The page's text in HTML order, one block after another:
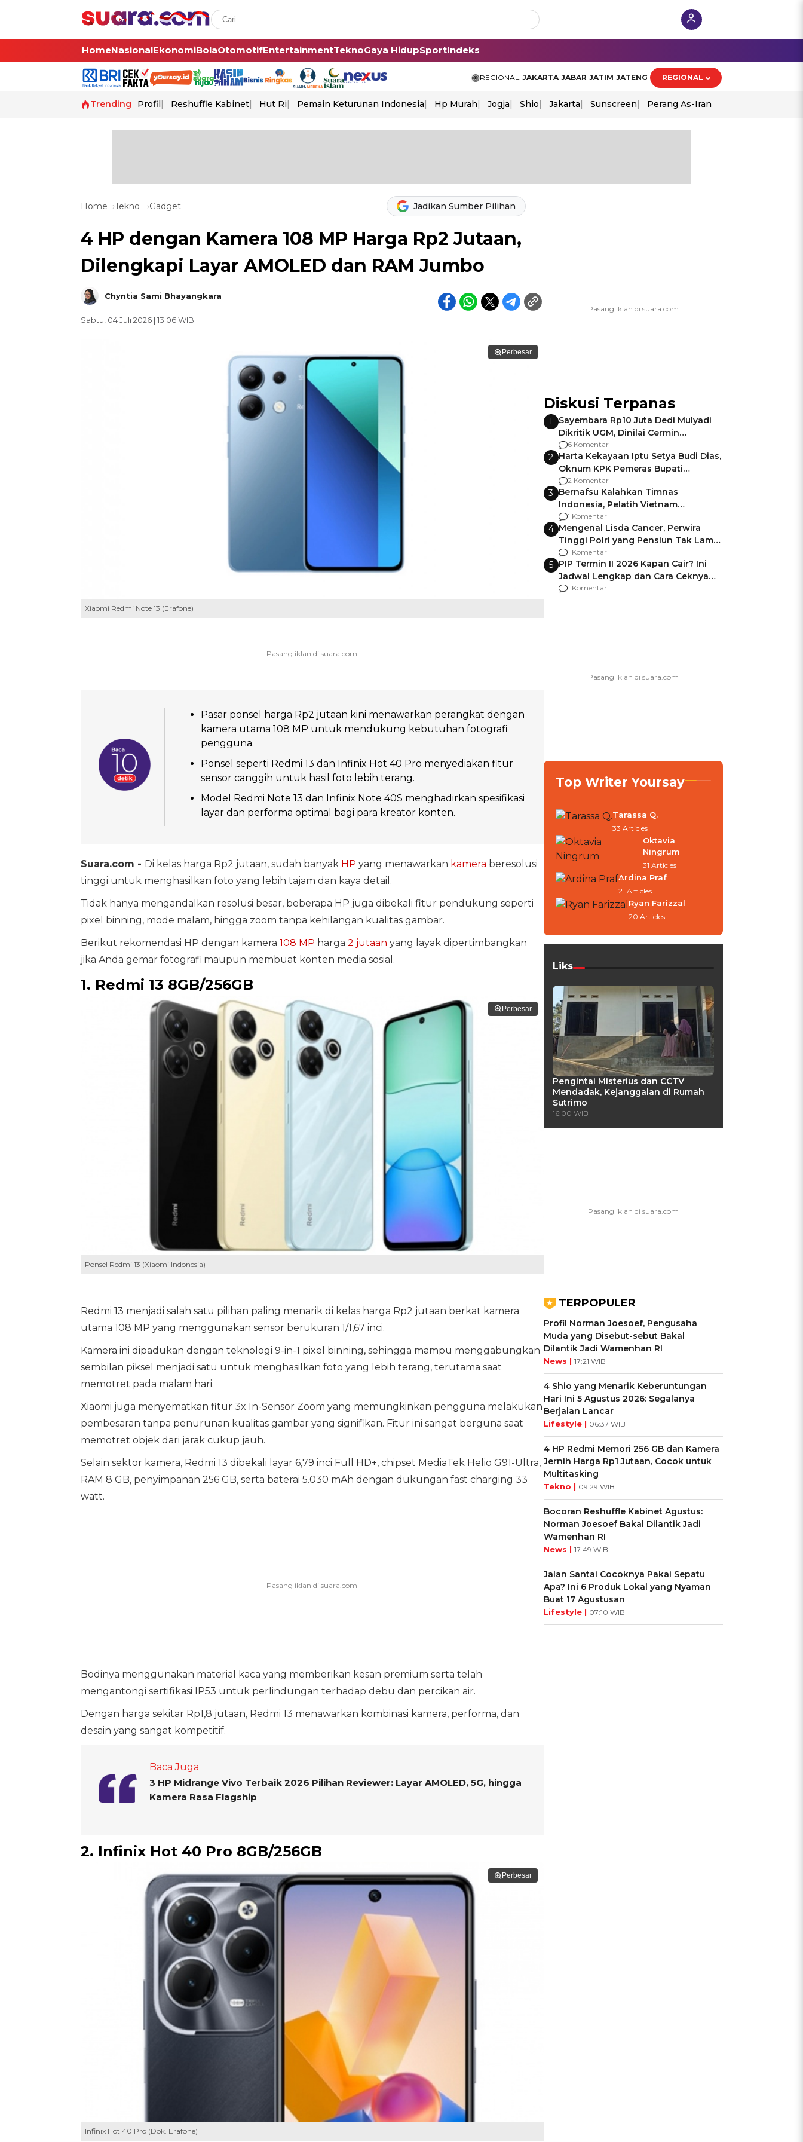
HomeNasionalEkonomiBolaOtomotifEntertainmentTeknoGaya HidupSportIndeks
REGIONAL: JAKARTA JABAR JATIM JATENG REGIONAL
Trending Profil Reshuffle Kabinet Hut Ri Pemain Keturunan Indonesia Hp Murah Jogja Shio Jakarta Sunscreen Perang As-Iran
Home Tekno Gadget Jadikan Sumber Pilihan
4 HP dengan Kamera 108 MP Harga Rp2 Jutaan,
Dilengkapi Layar AMOLED dan RAM Jumbo
Chyntia Sami Bhayangkara
Sabtu, 04 Juli 2026 | 13:06 WIB
Perbesar
Xiaomi Redmi Note 13 (Erafone)
Pasar ponsel harga Rp2 jutaan kini menawarkan perangkat dengan
kamera utama 108 MP untuk mendukung kebutuhan fotografi
pengguna.
Ponsel seperti Redmi 13 dan Infinix Hot 40 Pro menyediakan fitur
sensor canggih untuk hasil foto lebih terang.
Model Redmi Note 13 dan Infinix Note 40S menghadirkan spesifikasi
layar dan performa optimal bagi para kreator konten.
Suara.com - Di kelas harga Rp2 jutaan, sudah banyak HP yang menawarkan kamera beresolusi
tinggi untuk menghasilkan foto yang lebih tajam dan kaya detail.
Tidak hanya mengandalkan resolusi besar, beberapa HP juga dibekali fitur pendukung seperti
pixel binning, mode malam, hingga zoom tanpa kehilangan kualitas gambar.
Berikut rekomendasi HP dengan kamera 108 MP harga 2 jutaan yang layak dipertimbangkan
jika Anda gemar fotografi maupun membuat konten media sosial.
1. Redmi 13 8GB/256GB
Perbesar
Ponsel Redmi 13 (Xiaomi Indonesia)
Redmi 13 menjadi salah satu pilihan paling menarik di kelas harga Rp2 jutaan berkat kamera
utama 108 MP yang menggunakan sensor berukuran 1/1,67 inci.
Kamera ini dipadukan dengan teknologi 9-in-1 pixel binning, sehingga mampu menggabungkan
sembilan piksel menjadi satu untuk menghasilkan foto yang lebih terang, terutama saat
memotret pada malam hari.
Xiaomi juga menyematkan fitur 3x In-Sensor Zoom yang memungkinkan pengguna melakukan
pembesaran tanpa penurunan kualitas gambar yang signifikan. Fitur ini sangat berguna saat
memotret objek dari jarak cukup jauh.
Selain sektor kamera, Redmi 13 dibekali layar 6,79 inci Full HD+, chipset MediaTek Helio G91-Ultra,
RAM 8 GB, penyimpanan 256 GB, serta baterai 5.030 mAh dengan dukungan fast charging 33
watt.
Bodinya menggunakan material kaca yang memberikan kesan premium serta telah
mengantongi sertifikasi IP53 untuk perlindungan terhadap debu dan percikan air.
Dengan harga sekitar Rp1,8 jutaan, Redmi 13 menawarkan kombinasi kamera, performa, dan
desain yang sangat kompetitif.
Baca Juga
3 HP Midrange Vivo Terbaik 2026 Pilihan Reviewer: Layar AMOLED, 5G, hingga
Kamera Rasa Flagship
2. Infinix Hot 40 Pro 8GB/256GB
Perbesar
Infinix Hot 40 Pro (Dok. Erafone)
Diskusi Terpanas
1
Sayembara Rp10 Juta Dedi Mulyadi
Dikritik UGM, Dinilai Cermin
Gagalnya Negara Jamin Keamanan
6 Komentar
2 Harta Kekayaan Iptu Setya Budi Dias,
Oknum KPK Pemeras Bupati
Pemalang
2 Komentar
3 Bernafsu Kalahkan Timnas
Indonesia, Pelatih Vietnam
Berencana Pakai Jimat di Pakansari
1 Komentar
4 Mengenal Lisda Cancer, Perwira
Tinggi Polri yang Pensiun Tak Lama
Usai Jadi Brigjen
1 Komentar
5 PIP Termin II 2026 Kapan Cair? Ini
Jadwal Lengkap dan Cara Ceknya
agar Dana Tidak Hangus!
1 Komentar
Top Writer Yoursay
Tarassa Q.
33 Articles
Oktavia
Ningrum
31 Articles
Ardina Praf
21 Articles
Ryan Farizzal
20 Articles
Liks
Pengintai Misterius dan CCTV
Mendadak, Kejanggalan di Rumah
Sutrimo
16:00 WIB
TERPOPULER
Profil Norman Joesoef, Pengusaha
Muda yang Disebut-sebut Bakal
Dilantik Jadi Wamenhan RI
News | 17:21 WIB
4 Shio yang Menarik Keberuntungan
Hari Ini 5 Agustus 2026: Segalanya
Berjalan Lancar
Lifestyle | 06:37 WIB
4 HP Redmi Memori 256 GB dan Kamera
Jernih Harga Rp1 Jutaan, Cocok untuk
Multitasking
Tekno | 09:29 WIB
Bocoran Reshuffle Kabinet Agustus:
Norman Joesoef Bakal Dilantik Jadi
Wamenhan RI
News | 17:49 WIB
Jalan Santai Cocoknya Pakai Sepatu
Apa? Ini 6 Produk Lokal yang Nyaman
Buat 17 Agustusan
Lifestyle | 07:10 WIB